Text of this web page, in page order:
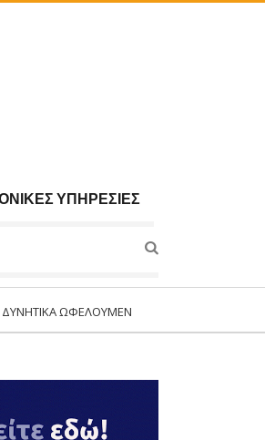
ΥΠΗΡΕΣΊΕΣ
ΩΦΕΛΟΥΜΈΝΩΝ ΓΙΑ ΣΥΜΜΕΤΟΧΉ ΣΤΟ